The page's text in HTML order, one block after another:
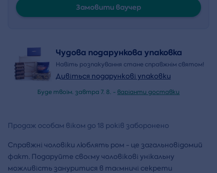
Замовити ваучер
Чудова подарункова упаковка
Навіть розпакування стане справжнім святом!
Дивіться подарункові упаковки
Буде твоїм. завтра 7. 8. - варіанти доставки
Продаж особам віком до 18 років заборонено
Справжні чоловіки люблять ром - це загальновідомий
факт. Подаруйте своєму чоловікові унікальну
можливість зануритися в таємничі секрети